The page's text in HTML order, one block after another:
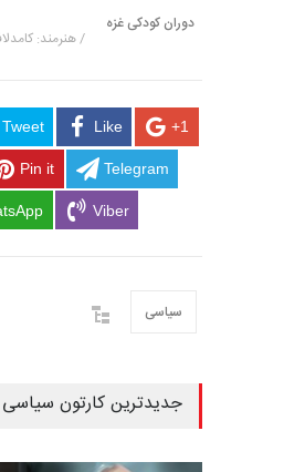
دوران کودکی غزه
/ هنرمند:
Tweet Like +1
Pin it Telegram
Viber
سیاسی
جدیدترین کارتون سیاسی